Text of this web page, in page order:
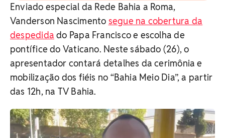
Enviado especial da Rede Bahia a Roma,
Vanderson Nascimento segue na cobertura da
despedida do Papa Francisco e escolha de
pontífice do Vaticano. Neste sábado (26), o
apresentador contará detalhes da cerimônia e
mobilização dos fiéis no “Bahia Meio Dia”, a partir
das 12h, na TV Bahia.